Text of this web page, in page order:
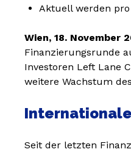
Aktuell werden
Wien, 18. November
Finanzierungsrunde
Investoren Left Lane
weitere Wachstum
Internationale
Seit der letzten